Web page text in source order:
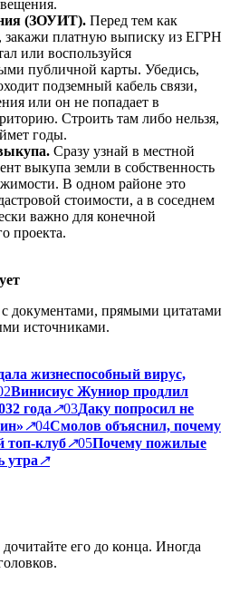
(ЗОУИТ). Перед тем как
закажи платную выписку из ЕГРН
или воспользуйся
публичной карты. Убедись,
подземный кабель связи,
или он не попадает в
Строить там либо нельзя,
годы.
Сразу узнай в местной
выкупа земли в собственность
В одном районе это
стоимости, а в соседнем
важно для конечной
проекта.
документами, прямыми цитатами
источниками.
жизнеспособный вирус,
Винисиус Жуниор продлил
года↗03Даку попросил не
↗04Смолов объяснил, почему
топ-клуб↗05Почему пожилые
утра↗
его до конца. Иногда